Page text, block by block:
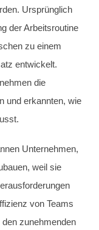
Ursprünglich
der Arbeitsroutine
zu einem
entwickelt.
die
und erkannten, wie
Unternehmen,
weil sie
von Teams
zunehmenden